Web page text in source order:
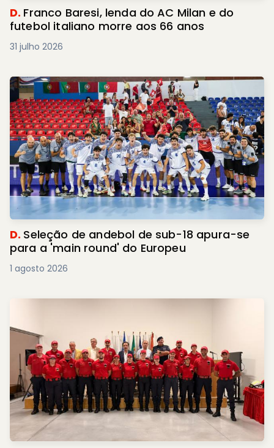
D. Franco Baresi, lenda do AC Milan e do
futebol italiano morre aos 66 anos
31 julho 2026
D. Seleção de andebol de sub-18 apura-se
para a 'main round' do Europeu
1 agosto 2026